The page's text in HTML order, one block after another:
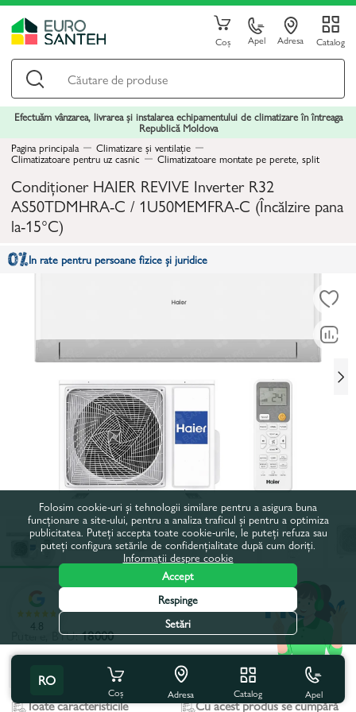
Coș Apel Adresa Catalog
Efectuăm vânzarea, livrarea și instalarea echipamentului de climatizare în întreaga
Republică Moldova
Pagina principala
Climatizare și ventilație
Climatizatoare pentru uz casnic Climatizatoare montate pe perete, split
Condiționer HAIER REVIVE Inverter R32
AS50TDMHRA-C / 1U50MEMFRA-C (Încălzire pana
la-15°C)
In rate pentru persoane fizice și juridice
Codul produsului:
Putere, BTU:18000
9000
12000 18000
24000
Toate caracteristicile
Cu acest produs se cumpără
RO
Coș Adresa Catalog Apel
4.8
Folosim cookie-uri și tehnologii similare pentru a asigura buna
funcționare a site-ului, pentru a analiza traficul și pentru a optimiza
publicitatea. Puteți accepta toate cookie-urile, le puteți refuza sau
puteți configura setările de confidențialitate după cum doriți.
Informații despre cookie
Accept
Respinge
Setări